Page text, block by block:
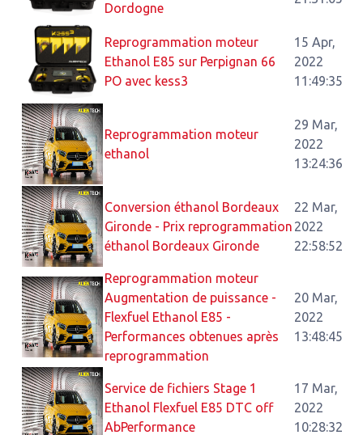
Dordogne
Reprogrammation moteur
Ethanol E85 sur Perpignan 66
PO avec kess3
15 Apr,
2022
11:49:35
Reprogrammation moteur
ethanol
29 Mar,
2022
13:24:36
Conversion éthanol Bordeaux
Gironde - Prix reprogrammation
éthanol Bordeaux Gironde
22 Mar,
2022
22:58:52
Reprogrammation moteur
Augmentation de puissance -
Flexfuel Ethanol E85 -
Performances obtenues après
reprogrammation
20 Mar,
2022
13:48:45
Service de fichiers Stage 1
Ethanol Flexfuel E85 DTC off
AbPerformance
17 Mar,
2022
10:28:32